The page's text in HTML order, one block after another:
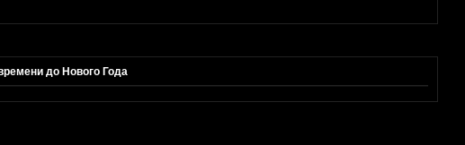
до Нового Года